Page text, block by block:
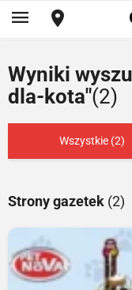
Wyniki
dla-kota"(2)
Wszystkie (2)
Strony gazetek (2)